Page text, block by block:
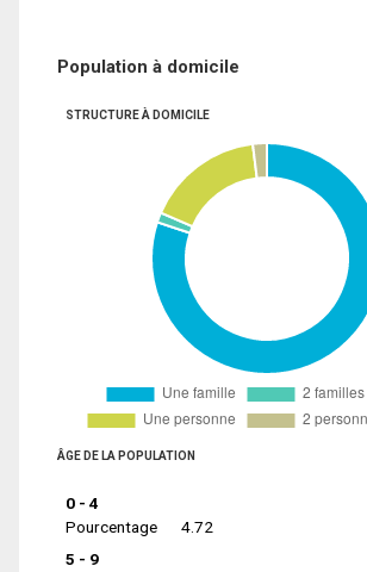
Population à domicile
STRUCTURE À DOMICILE
ÂGE DE LA POPULATION
0 - 4
Pourcentage
4.72
5 - 9